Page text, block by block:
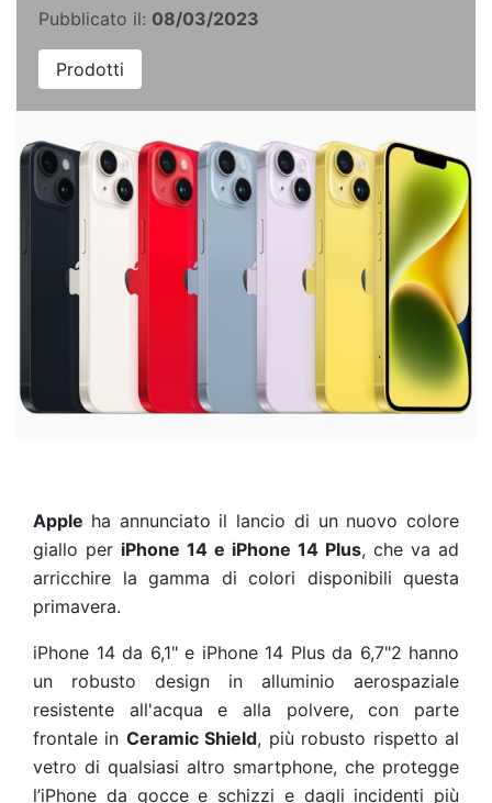
Pubblicato il: 08/03/2023
Prodotti
Apple ha annunciato il lancio di un nuovo colore
giallo per iPhone 14 e iPhone 14 Plus, che va ad
arricchire la gamma di colori disponibili questa
primavera.
iPhone 14 da 6,1" e iPhone 14 Plus da 6,7"2 hanno
un robusto design in alluminio aerospaziale
resistente all'acqua e alla polvere, con parte
frontale in Ceramic Shield, più robusto rispetto al
vetro di qualsiasi altro smartphone, che protegge
l’iPhone da gocce e schizzi e dagli incidenti più